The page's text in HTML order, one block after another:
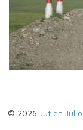
© 2026 Jut en Jul